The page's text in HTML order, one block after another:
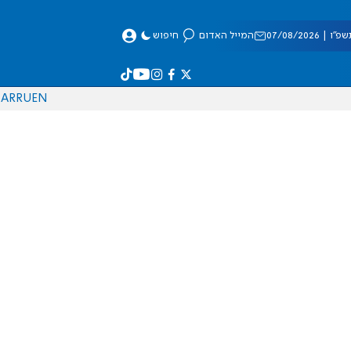
08/2026 המייל האדום חיפוש
EN
RU
AR